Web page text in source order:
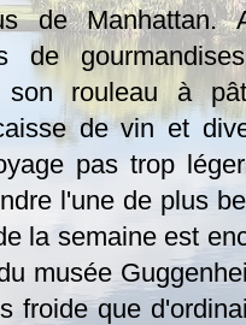
de Manhattan.
de
son rouleau à
de vin et
pas trop
l'une de plus
la semaine est
musée
froide que